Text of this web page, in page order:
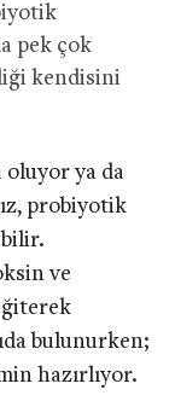
pek çok
kendisini
oluyor ya da
probiyotik
ve
bulunurken;
hazırlıyor.